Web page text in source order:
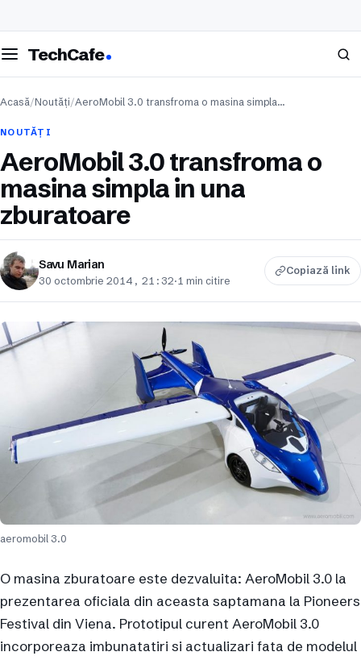
meniul
TechCafe Caută
Acasă/Noutăți/AeroMobil 3.0 transfroma o masina simpla…
NOUTĂȚI
AeroMobil 3.0 transfroma o
masina simpla in una
zburatoare
Savu Marian
30 octombrie 2014, 21:32·1 min citire
Copiază link
aeromobil 3.0
O masina zburatoare este dezvaluita: AeroMobil 3.0 la
prezentarea oficiala din aceasta saptamana la Pioneers
Festival din Viena. Prototipul curent AeroMobil 3.0
incorporeaza imbunatatiri si actualizari fata de modelul